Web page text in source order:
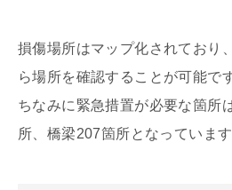
損傷場所はマップ化されており
ら場所を確認することが可能です
ちなみに緊急措置が必要な箇所
所、橋梁207箇所となっています